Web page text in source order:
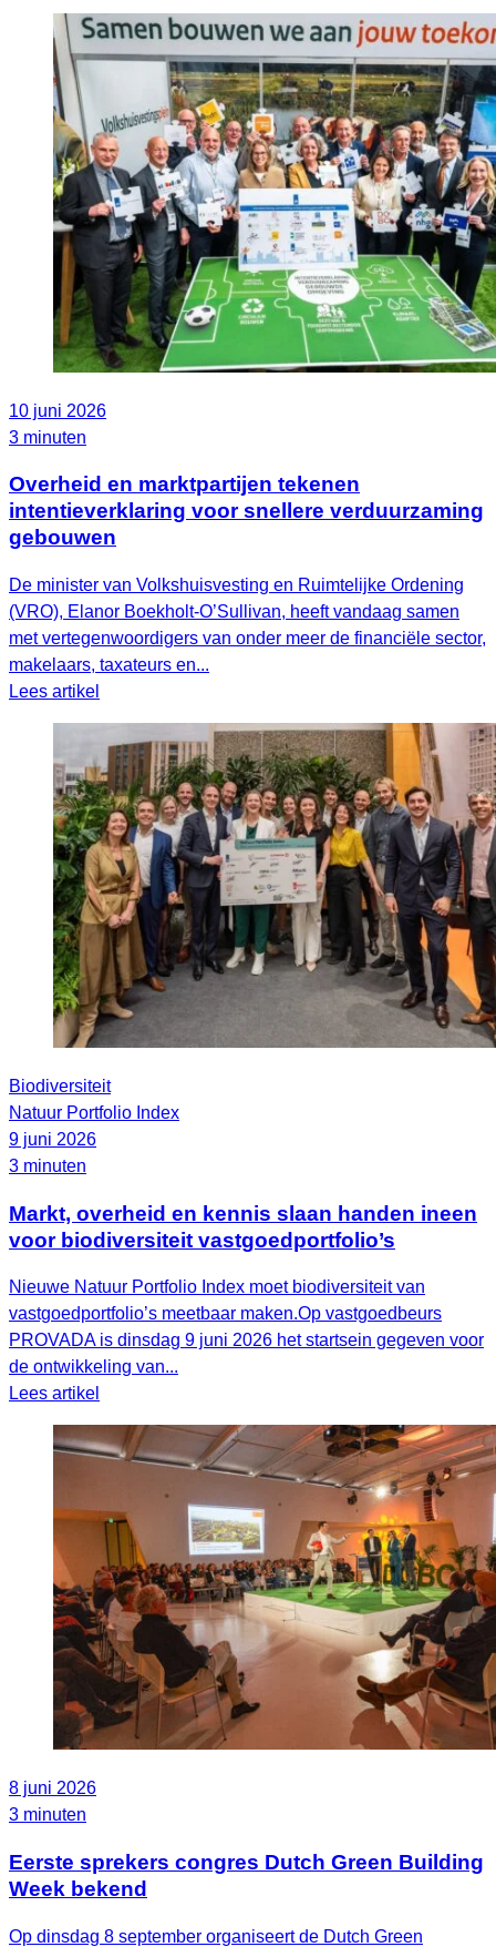
10 juni 2026
3 minuten
Overheid en marktpartijen tekenen
intentieverklaring voor snellere verduurzaming
gebouwen
De minister van Volkshuisvesting en Ruimtelijke Ordening
(VRO), Elanor Boekholt‑O’Sullivan, heeft vandaag samen
met vertegenwoordigers van onder meer de financiële sector,
makelaars, taxateurs en...
Lees artikel
Biodiversiteit
Natuur Portfolio Index
9 juni 2026
3 minuten
Markt, overheid en kennis slaan handen ineen
voor biodiversiteit vastgoedportfolio’s
Nieuwe Natuur Portfolio Index moet biodiversiteit van
vastgoedportfolio’s meetbaar maken.Op vastgoedbeurs
PROVADA is dinsdag 9 juni 2026 het startsein gegeven voor
de ontwikkeling van...
Lees artikel
8 juni 2026
3 minuten
Eerste sprekers congres Dutch Green Building
Week bekend
Op dinsdag 8 september organiseert de Dutch Green